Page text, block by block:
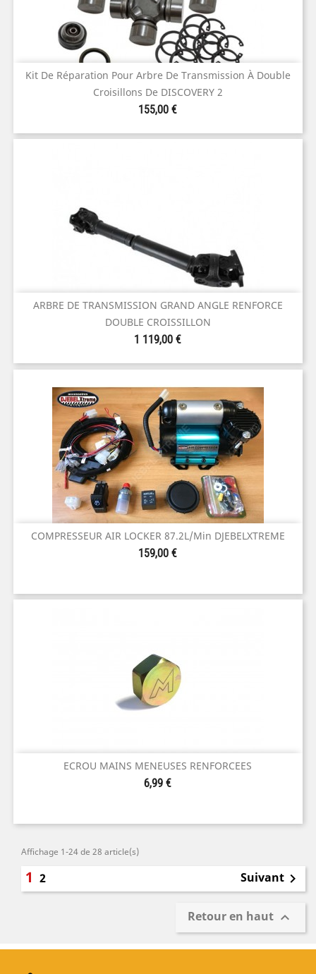
Kit De Réparation Pour Arbre De Transmission À Double
Croisillons De DISCOVERY 2
Prix
155,00 €
ARBRE DE TRANSMISSION GRAND ANGLE RENFORCE
DOUBLE CROISSILLON
Prix
1 119,00 €
COMPRESSEUR AIR LOCKER 87.2L/min DJEBELXTREME
Prix
159,00 €
ECROU MAINS MENEUSES RENFORCEES
Prix
6,99 €
Affichage 1-24 de 28 article(s)
1 2 Suivant 
Retour en haut 